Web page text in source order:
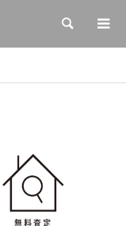
検索